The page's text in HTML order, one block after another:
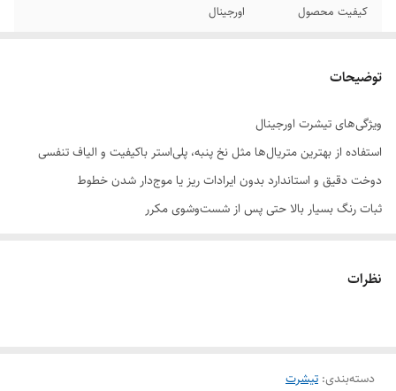
کیفیت محصول اورجینال
شستشوی
طول
عرض 50
توضیحات
ویژگی‌های تیشرت اورجینال
استفاده از بهترین متریال‌ها مثل نخ پنبه، پلی‌استر باکیفیت و الیاف تنفسی
دوخت دقیق و استاندارد بدون ایرادات ریز یا موج‌دار شدن خطوط
ثبات رنگ بسیار بالا حتی پس از شست‌وشوی مکرر
ویژگی‌های تیشرت استوک (Stock)
نظرات
دسته‌بندی: تیشرت